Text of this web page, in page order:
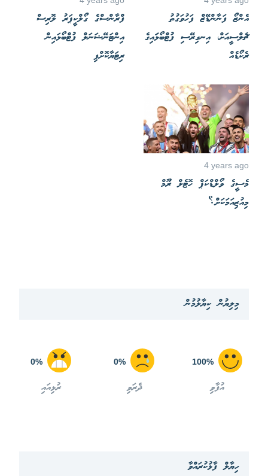
އެންޒޯ ފަނާންޑޭޒް ފަހުވަގުތު
ޗެލްސީއަށް، އިނގިރޭސި ފުޓްބޯޅަައިގެ
ރެކޯޑެއް
ފްރާންސްގެ ގޯލްކީޕަރު ލޮރިސް
އިންޓަނޭޝަނަލް ފުޓްބޯޅައިން
ރިޓަޔާކޮށްފި
4 years ago
މެސީގެ ވޯލްޑްކަޕް ހޮޓެލް ރޫމް
މިއުޒިއަމަކަށް؟
މިލިޔުން ކިޔާލުމުން
100%
އުފާވި
0%
ދެރަވި
0%
ރުޅިއައި
ހިޔާލް ފާޅުކުރައްވާ